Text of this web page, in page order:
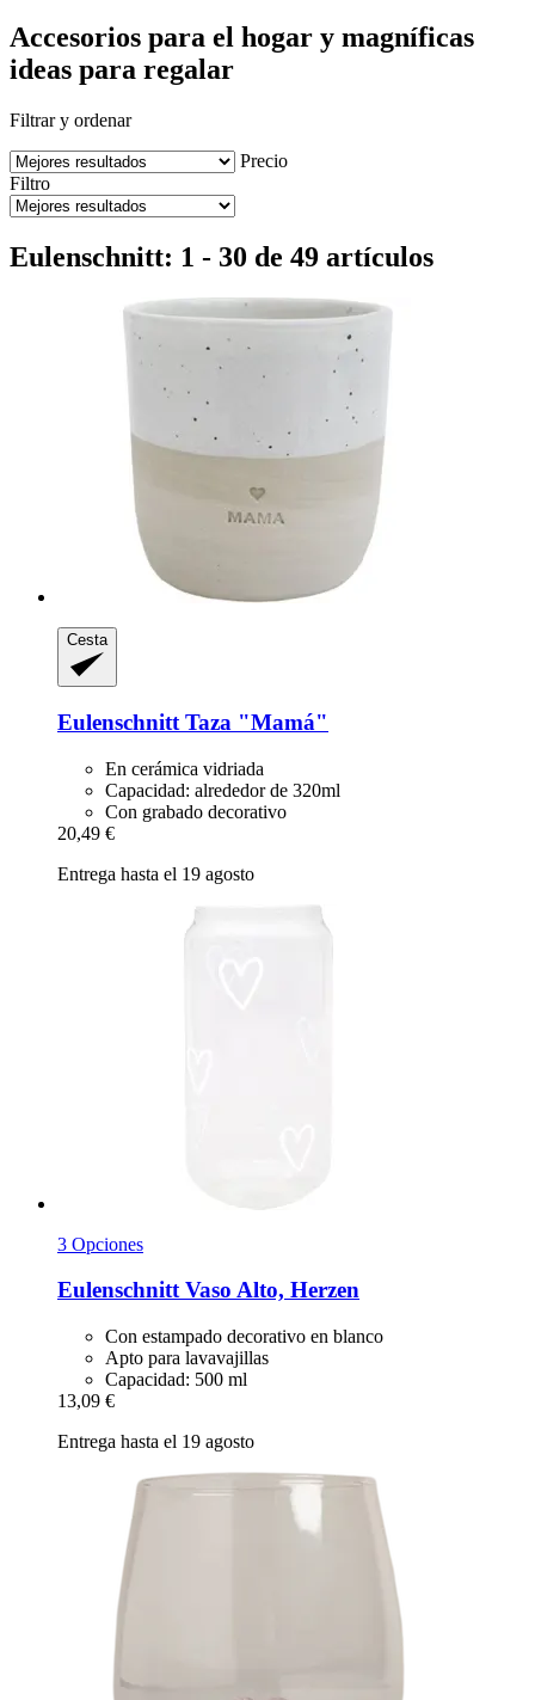
Accesorios para el hogar y magníficas
ideas para regalar
Filtrar y ordenar
Precio
Filtro
Eulenschnitt: 1 - 30 de 49 artículos
Cesta
Eulenschnitt Taza "Mamá"
En cerámica vidriada
Capacidad: alrededor de 320ml
Con grabado decorativo
20,49 €
Entrega hasta el 19 agosto
3 Opciones
EulenschnittVaso Alto, Herzen
Con estampado decorativo en blanco
Apto para lavavajillas
Capacidad: 500 ml
13,09 €
Entrega hasta el 19 agosto